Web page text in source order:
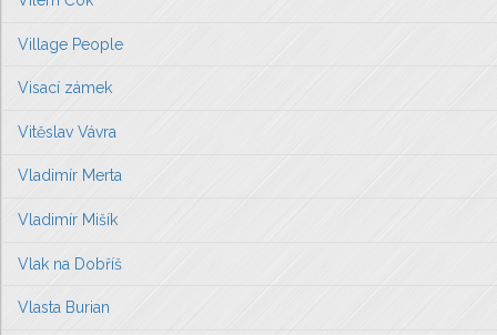
Village People
Visací zámek
Vitěslav Vávra
Vladimír Merta
Vladimír Mišík
Vlak na Dobříš
Vlasta Burian